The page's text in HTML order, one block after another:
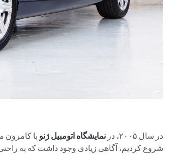
در سال ۲۰۰۵، در نمایشگاه اتومبیل ژنو با کامرون
شروع کردیم، آگاهی زیادی وجود داشت که به